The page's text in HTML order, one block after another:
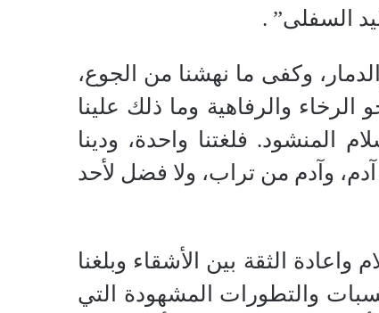
السفلى” .
وكفى ما نهشنا من الجوع،
والرفاهية وما ذلك علينا
المنشود. فلغتنا واحدة، ودينا
آدم، وآدم من تراب، ولا فضل لأحد
واعادة الثقة بين الأشقاء وبلغنا
والتطورات المشهودة التي